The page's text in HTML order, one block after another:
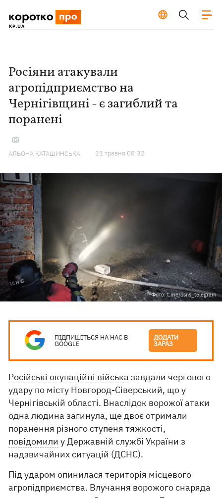
Росіяни атакували
агропідприємство на
Чернігівщині - є загиблий та
поранені
АЛЬОНА КАТАШИНСЬКА 21 травня 08:32
Фото: t.me/dsns_telegram
ПІДПИШІТЬСЯ НА НАС В
GOOGLE
ДОДАТИ
ЗАРАЗ
Російські окупаційні війська завдали чергового
удару по місту Новгород-Сіверський, що у
Чернігівській області. Внаслідок ворожої атаки
одна людина загинула, ще двоє отримали
поранення різного ступеня тяжкості,
повідомили у Державній службі України з
надзвичайних ситуацій (ДСНС).
Під ударом опинилася територія місцевого
агропідприємства. Влучання ворожого снаряда